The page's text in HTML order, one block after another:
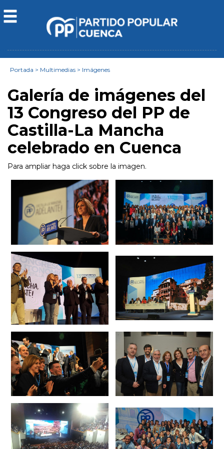
Portada > Multimedias > Imágenes
Galería de imágenes del
13 Congreso del PP de
Castilla-La Mancha
celebrado en Cuenca
Para ampliar haga click sobre la imagen.